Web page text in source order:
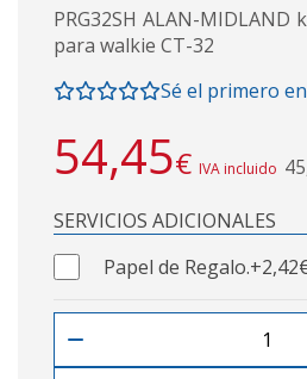
PRG32SH ALAN-
para walkie CT-32
Sé el primero
54,45€ IVA incluido
SERVICIOS ADICIONALES
Papel de Regalo.